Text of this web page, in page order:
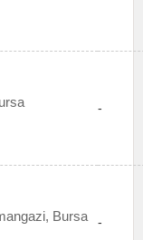
-
Bursa -